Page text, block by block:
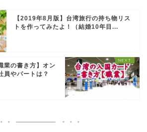
【2019年8月版】台湾旅行の持ち物リス
トを作ってみたよ！（結婚10年目...
業の書き方】オン
員やパートは？